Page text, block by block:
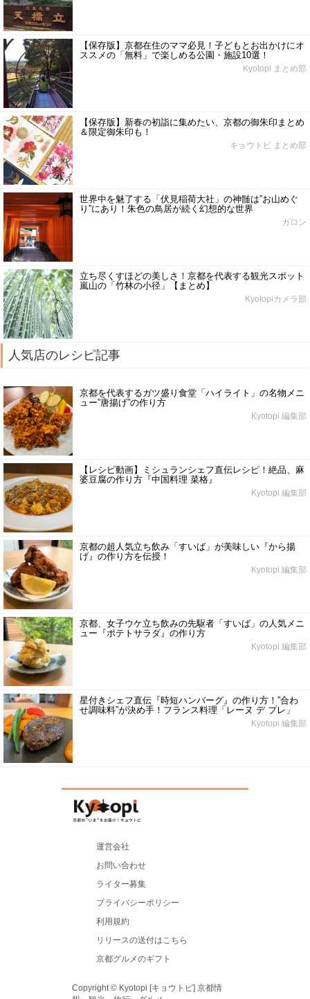
【保存版】京都在住のママ必見！子どもとお出かけにオ
ススメの「無料」で楽しめる公園・施設10選！
Kyotopi まとめ部
【保存版】新春の初詣に集めたい、京都の御朱印まとめ
＆限定御朱印も！
キョウトピ まとめ部
世界中を魅了する「伏見稲荷大社」の神髄は”お山めぐ
り”にあり！朱色の鳥居が続く幻想的な世界
ガロン
立ち尽くすほどの美しさ！京都を代表する観光スポット
嵐山の「竹林の小径」【まとめ】
Kyotopiカメラ部
人気店のレシピ記事
京都を代表するガツ盛り食堂「ハイライト」の名物メニ
ュー”唐揚げ”の作り方
Kyotopi 編集部
【レシピ動画】ミシュランシェフ直伝レシピ！絶品、麻
婆豆腐の作り方『中国料理 菜格』
Kyotopi 編集部
京都の超人気立ち飲み「すいば」が美味しい『から揚
げ』の作り方を伝授！
Kyotopi 編集部
京都、女子ウケ立ち飲みの先駆者「すいば」の人気メニ
ュー『ポテトサラダ』の作り方
Kyotopi 編集部
星付きシェフ直伝『時短ハンバーグ』の作り方！”合わ
せ調味料”が決め手！フランス料理「レーヌ デ プレ」
Kyotopi 編集部
運営会社
お問い合わせ
ライター募集
プライバシーポリシー
利用規約
リリースの送付はこちら
京都グルメのギフト
Copyright © Kyotopi [キョウトピ] 京都情